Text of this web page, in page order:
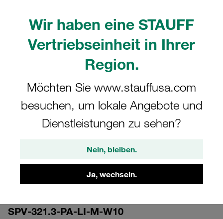
Wir haben eine STAUFF
Vertriebseinheit in Ihrer
Region.
Möchten Sie www.stauffusa.com
besuchen, um lokale Angebote und
Dienstleistungen zu sehen?
Nein, bleiben.
Ja, wechseln.
tatsächlichen Produkt abweichen.
3 Ø21,3mm Polyamid W10 gerippt, mit
Vorspannung Anschweißpl., lang
Schlitzschraube
SPV-321.3-PA-LI-M-W10